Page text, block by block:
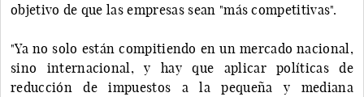
objetivo de que las empresas sean "más competitivas".
"Ya no solo están compitiendo en un mercado nacional,
sino internacional, y hay que aplicar políticas de
reducción de impuestos a la pequeña y mediana